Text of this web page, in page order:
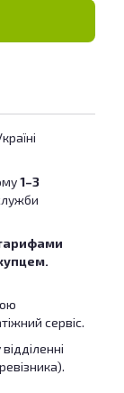
1–3
сервіс.